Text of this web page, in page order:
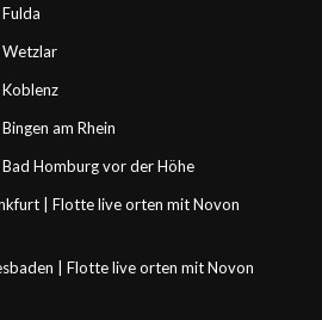
Wetzlar
am Rhein
Homburg vor der Höhe
| Flotte live orten mit Novon
| Flotte live orten mit Novon